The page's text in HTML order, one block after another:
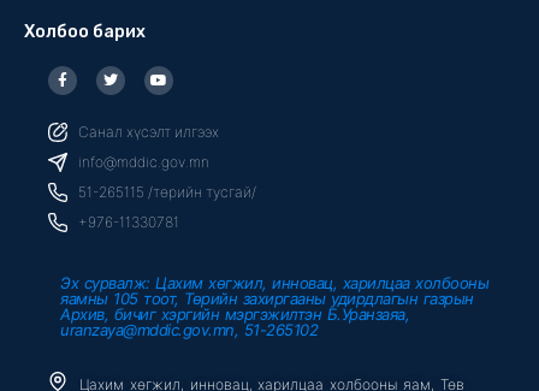
Холбоо барих
F
a
c
b
o
o
k
f
T
w
i
t
r
Y
o
u
u
e
Санал хүсэлт илгээх
info@mddic.gov.mn
51-265115 /төрийн тусгай/
+976-11330781
Эх сурвалж: Цахим хөгжил, инновац, харилцаа холбооны
яамны 105 тоот, Төрийн захиргааны удирдлагын газрын
Архив, бичиг хэргийн мэргэжилтэн Б.Уранзаяа,
uranzaya@mddic.gov.mn, 51-265102
Цахим хөгжил, инновац, харилцаа холбооны яам, Төв